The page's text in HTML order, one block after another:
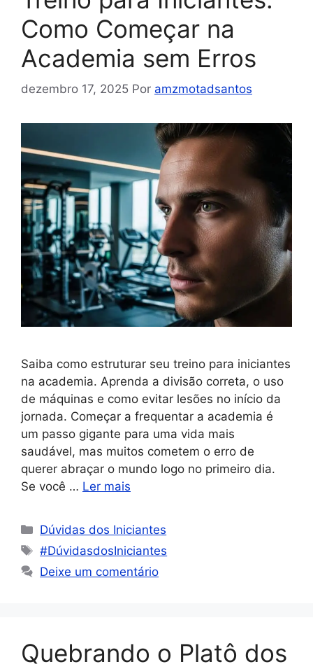
Como Começar na
Academia sem Erros
dezembro 17, 2025 Por amzmotadsantos
Saiba como estruturar seu treino para iniciantes
na academia. Aprenda a divisão correta, o uso
de máquinas e como evitar lesões no início da
jornada. Começar a frequentar a academia é
um passo gigante para uma vida mais
saudável, mas muitos cometem o erro de
querer abraçar o mundo logo no primeiro dia.
Se você … Ler mais
Dúvidas dos Iniciantes
#DúvidasdosIniciantes
Deixe um comentário
Quebrando o Platô dos